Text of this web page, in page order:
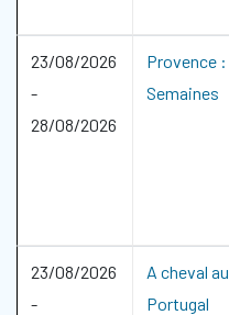
23/08/2026
-
28/08/2026
Provence :
Semaines
23/08/2026
-
A cheval au
Portugal